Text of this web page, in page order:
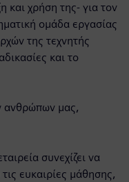
και χρήση της- για τον
ομάδα εργασίας
της τεχνητής
και το
ανθρώπων μας,
συνεχίζει να
ευκαιρίες μάθησης,